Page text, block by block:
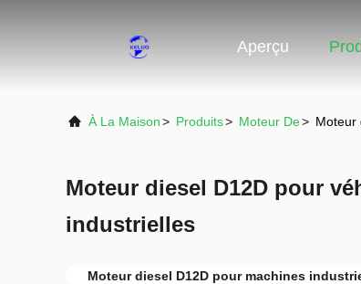
Aperçu
À La Maison> Produits> Moteur De> Moteur
Moteur diesel D12D pour
industrielles
Moteur diesel D12D pour machines